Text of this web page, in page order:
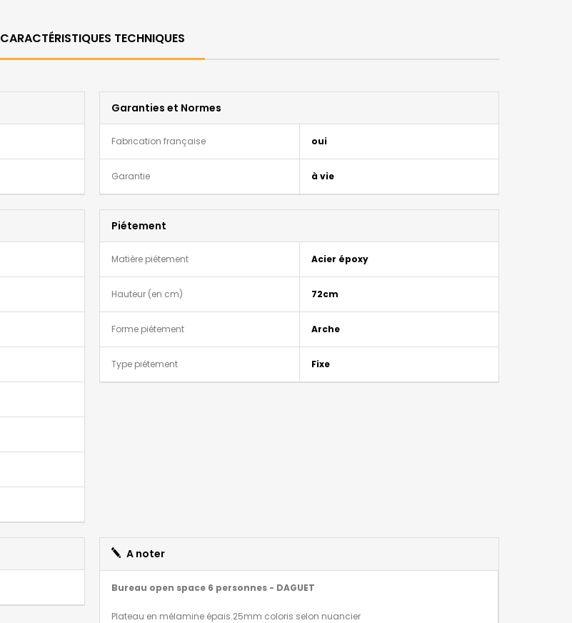
CARACTÉRISTIQUES TECHNIQUES
Garanties et Normes
Fabrication française oui
Garantie à vie
Piétement
Matière piétement Acier époxy
Hauteur (en cm) 72cm
Forme piétement Arche
Type piétement Fixe
A noter
Bureau open space 6 personnes - DAGUET
Plateau en mélamine épais.25mm coloris selon nuancier